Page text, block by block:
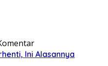
Ini Alasannya